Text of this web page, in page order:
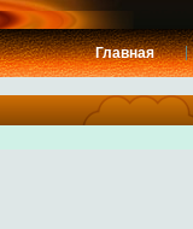
Главная